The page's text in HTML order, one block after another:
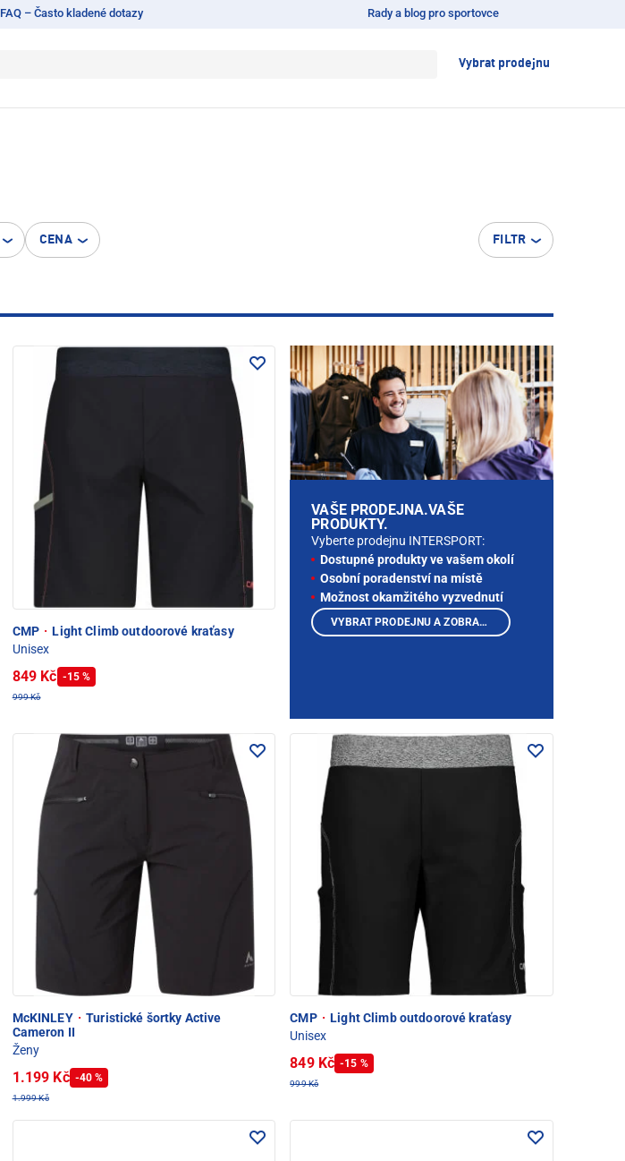
FAQ – Často kladené dotazy Rady a blog pro sportovce
Vybrat prodejnu
CENA FILTR
CMP · Light Climb outdoorové kraťasy
Unisex
849 Kč -15 %
999 Kč
McKINLEY · Turistické šortky Active
Cameron II
Ženy
1.199 Kč -40 %
1.999 Kč
CMP · Light Climb outdoorové kraťasy
Unisex
849 Kč -15 %
999 Kč
VAŠE PRODEJNA.VAŠE
PRODUKTY.
Vyberte prodejnu INTERSPORT:
Dostupné produkty ve vašem okolí
Osobní poradenství na místě
Možnost okamžitého vyzvednutí
VYBRAT PRODEJNU A ZOBRAZIT PRODUKTY